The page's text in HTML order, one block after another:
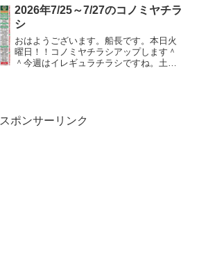
とってないのと、課題を学校の机に隠し
て一切やてなかったのは...
2026年7/25～7/27のコノミヤチラ
シ
おはようございます。船長です。本日火
曜日！！コノミヤチラシアップします＾
＾今週はイレギュラチラシですね。土用
スポンサーリンク